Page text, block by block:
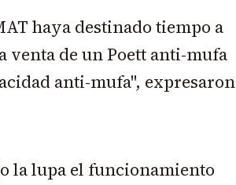
haya destinado tiempo a
de un Poett anti-mufa
anti-mufa", expresaron
la lupa el funcionamiento